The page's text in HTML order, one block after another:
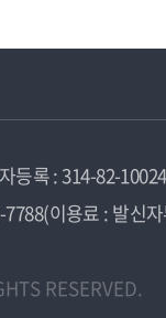
등록 : 314-82-10024
이용료 : 발신
RESERVED.